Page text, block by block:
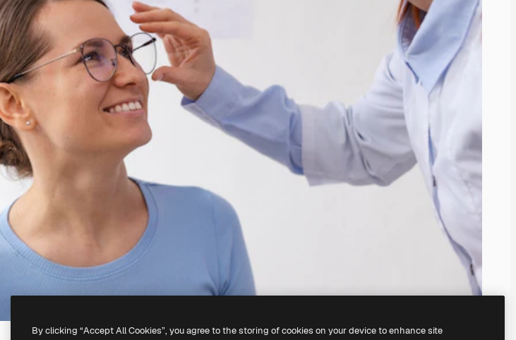
By clicking “Accept All Cookies”, you agree to the storing of cookies on your device to enhance site